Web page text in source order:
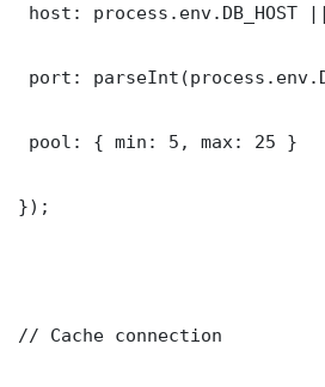
host:
port:
pool: { min: 5, max: 25 }
});
// Cache connection